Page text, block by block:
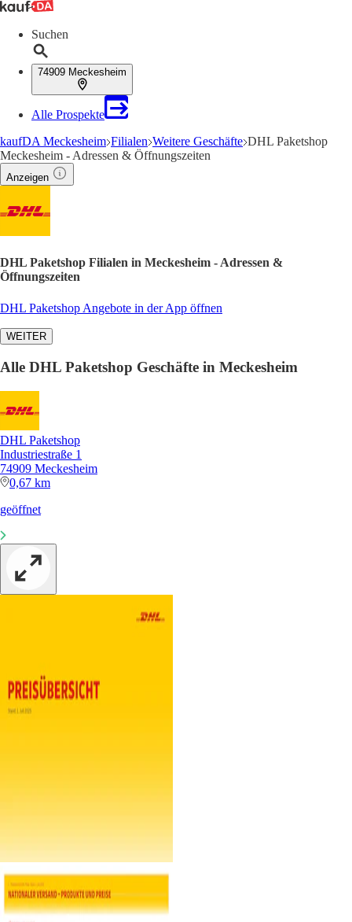
Suchen
74909 Meckesheim
Alle Prospekte
kaufDA Meckesheim Filialen Weitere Geschäfte DHL Paketshop
Meckesheim - Adressen & Öffnungszeiten
Anzeigen
DHL Paketshop Filialen in Meckesheim - Adressen &
Öffnungszeiten
DHL Paketshop Angebote in der App öffnen
WEITER
Alle DHL Paketshop Geschäfte in Meckesheim
DHL Paketshop
Industriestraße 1
74909 Meckesheim
0,67 km
geöffnet